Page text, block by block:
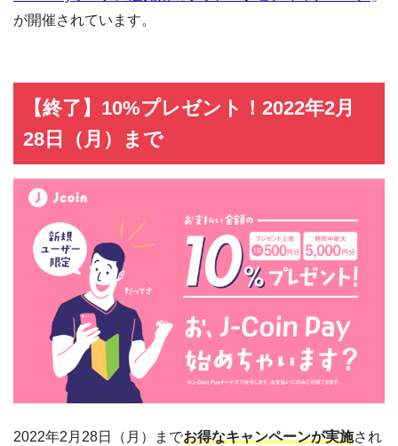
が開催されています。
【終了】10%プレゼント！2022年2月
28日（月）まで
2022年2月28日（月）までお得なキャンペーンが実施され